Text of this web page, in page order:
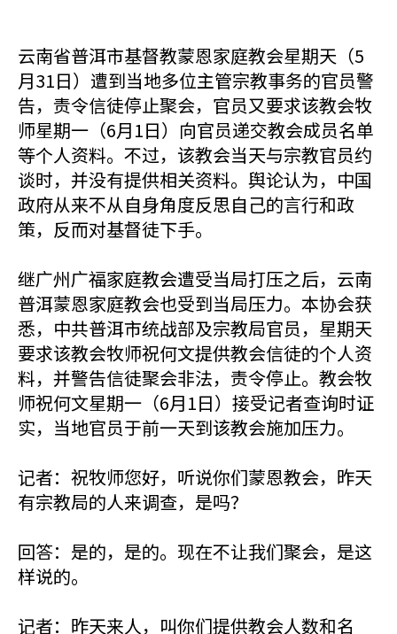
云南省普洱市基督教蒙恩家庭教会星期天（5
月31日）遭到当地多位主管宗教事务的官员警
告，责令信徒停止聚会，官员又要求该教会牧
师星期一（6月1日）向官员递交教会成员名单
等个人资料。不过，该教会当天与宗教官员约
谈时，并没有提供相关资料。舆论认为，中国
政府从来不从自身角度反思自己的言行和政
策，反而对基督徒下手。
继广州广福家庭教会遭受当局打压之后，云南
普洱蒙恩家庭教会也受到当局压力。本协会获
悉，中共普洱市统战部及宗教局官员，星期天
要求该教会牧师祝何文提供教会信徒的个人资
料，并警告信徒聚会非法，责令停止。教会牧
师祝何文星期一（6月1日）接受记者查询时证
实，当地官员于前一天到该教会施加压力。
记者：祝牧师您好，听说你们蒙恩教会，昨天
有宗教局的人来调查，是吗？
回答：是的，是的。现在不让我们聚会，是这
样说的。
记者：昨天来人，叫你们提供教会人数和名